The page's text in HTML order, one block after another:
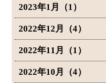
2023年1月（1）
2022年12月（4）
2022年11月（1）
2022年10月（4）